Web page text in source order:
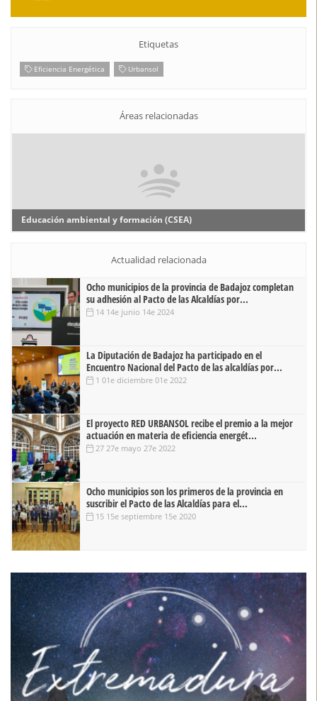
Etiquetas
Eficiencia Energética Urbansol
Áreas relacionadas
Educación ambiental y formación (CSEA)
Actualidad relacionada
Ocho municipios de la provincia de Badajoz completan
su adhesión al Pacto de las Alcaldías por...
14 14e junio 14e 2024
La Diputación de Badajoz ha participado en el
Encuentro Nacional del Pacto de las alcaldías por...
1 01e diciembre 01e 2022
El proyecto RED URBANSOL recibe el premio a la mejor
actuación en materia de eficiencia energét...
27 27e mayo 27e 2022
Ocho municipios son los primeros de la provincia en
suscribir el Pacto de las Alcaldías para el...
15 15e septiembre 15e 2020